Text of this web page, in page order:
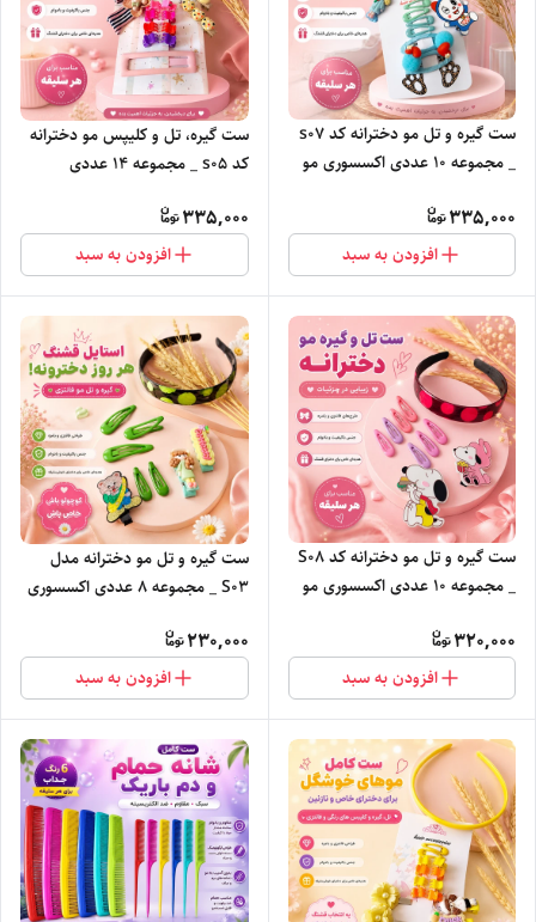
ست گیره و تل مو دخترانه کد s07
_ مجموعه ۱0 عددی اکسسوری مو
335,000
افزودن به سبد
ست گیره، تل و کلیپس مو دخترانه
کد s05 _ مجموعه ۱۴ عددی
335,000
افزودن به سبد
ست گیره و تل مو دخترانه کد S۰۸
_ مجموعه ۱۰ عددی اکسسوری مو
320,000
افزودن به سبد
ست گیره و تل مو دخترانه مدل
S0۳ _ مجموعه ۸ عددی اکسسوری
230,000
افزودن به سبد